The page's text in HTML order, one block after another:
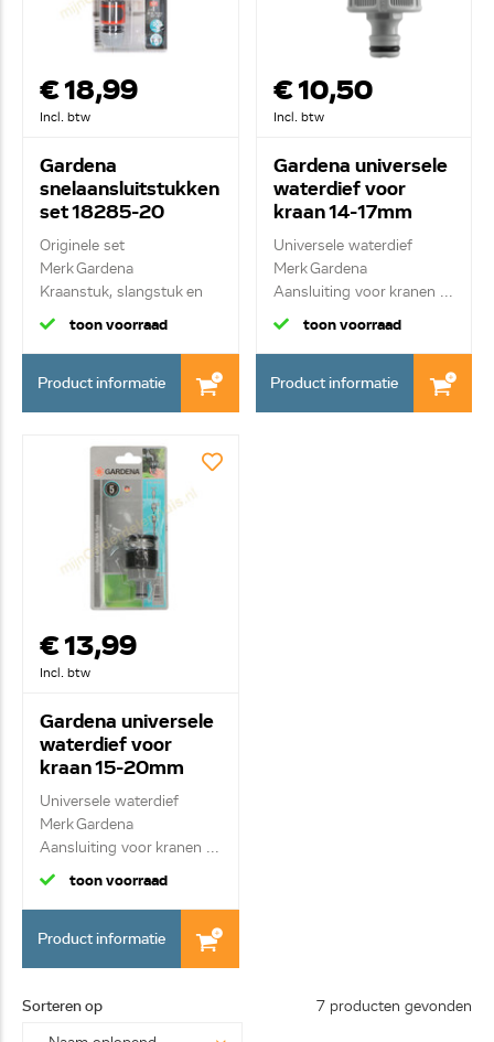
€ 18,99
Incl. btw
Gardena
snelaansluitstukken
set 18285-20
Originele set
Merk Gardena
Kraanstuk, slangstuk en
draadad...
toon voorraad
Product informatie
€ 10,50
Incl. btw
Gardena universele
waterdief voor
kraan 14-17mm
2908-
20.953.01/2018
Universele waterdief
Merk Gardena
Aansluiting voor kranen ...
toon voorraad
Product informatie
€ 13,99
Incl. btw
Gardena universele
waterdief voor
kraan 15-20mm
2907-
20.952.01/2018
Universele waterdief
Merk Gardena
Aansluiting voor kranen ...
toon voorraad
Product informatie
Sorteren op 7 producten gevonden